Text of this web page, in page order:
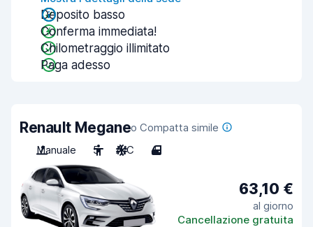
Deposito basso
Conferma immediata!
Chilometraggio illimitato
Paga adesso
Renault Meganeo Compatta simile
Manuale
5 A/C 4
63,10 €
al giorno
Cancellazione gratuita